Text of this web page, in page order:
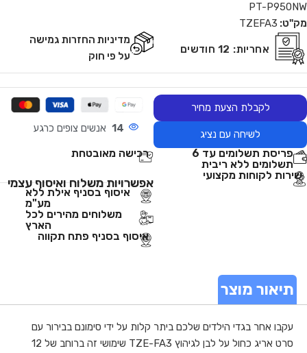
PT-P950NW
מק"ט: TZEFA3
אחריות: 12 חודשים
מדיניות החזרות גמישה
על פי חוק
לקבלת הצעת מחיר
לשיחה עם נציג 14 אנשים צופים כרגע
פריסת תשלומים עד 6
תשלומים ללא ריבית
רכישה מאובטחת
שירות לקוחות מקצועי
אפשרויות משלוח ואיסוף עצמי
איסוף בסניף אילת ללא
מע"מ
משלוחים מהירים לכל
הארץ
איסוף בסניף פתח תקווה
תיאור מוצר
עקבו אחר בגדי הילדים שלכם ביתר קלות על ידי סימונם בבירור עם
סרט אריג כחול על לבן לגיהוץ TZE-FA3 שימושי זה ברוחב של 12